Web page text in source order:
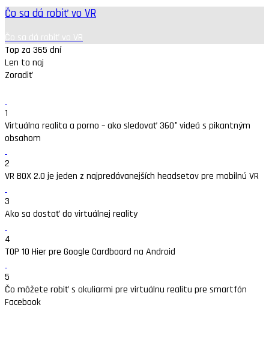
Čo sa dá robiť vo VR
Čo sa dá robiť vo VR
Top za 365 dní
Len to naj
Zoradiť
1
Virtuálna realita a porno – ako sledovať 360° videá s pikantným
obsahom
2
VR BOX 2.0 je jeden z najpredávanejších headsetov pre mobilnú VR
3
Ako sa dostať do virtuálnej reality
4
TOP 10 Hier pre Google Cardboard na Android
5
Čo môžete robiť s okuliarmi pre virtuálnu realitu pre smartfón
Facebook